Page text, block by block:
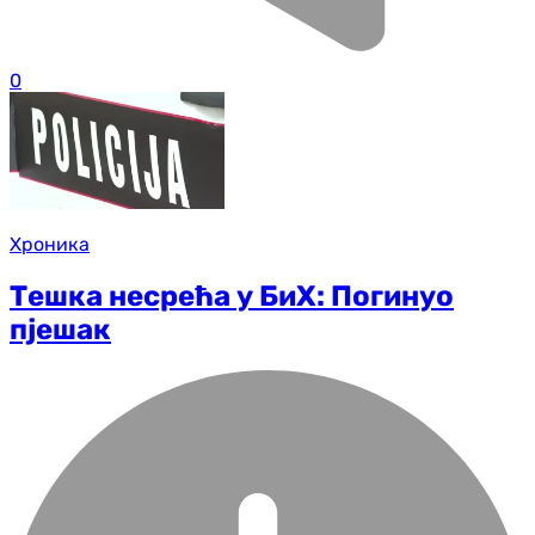
0
Хроника
Тешка несрећа у БиХ: Погинуо
пјешак